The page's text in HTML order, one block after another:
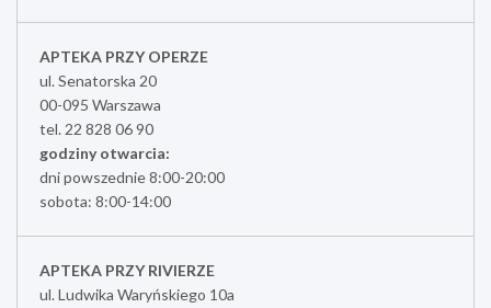
APTEKA PRZY OPERZE
ul. Senatorska 20
00-095 Warszawa
tel. 22 828 06 90
godziny otwarcia:
dni powszednie 8:00-20:00
sobota: 8:00-14:00
APTEKA PRZY RIVIERZE
ul. Ludwika Waryńskiego 10a